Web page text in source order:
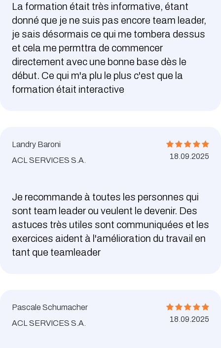
La formation était très informative, étant
donné que je ne suis pas encore team leader,
je sais désormais ce qui me tombera dessus
et cela me permttra de commencer
directement avec une bonne base dès le
début. Ce qui m'a plu le plus c'est que la
formation était interactive
Landry Baroni
ACL SERVICES S.A.
18.09.2025
Je recommande à toutes les personnes qui
sont team leader ou veulent le devenir. Des
astuces très utiles sont communiquées et les
exercices aident à l'amélioration du travail en
tant que teamleader
Pascale Schumacher
ACL SERVICES S.A.
18.09.2025